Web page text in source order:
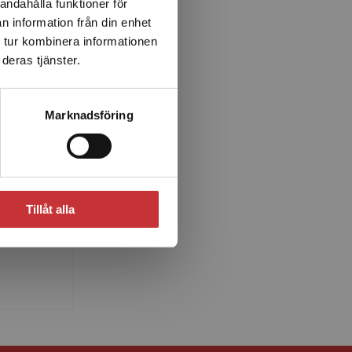
funktioner för
information från din enhet
kombinera informationen
tjänster.
Marknadsföring
Tillåt alla
i